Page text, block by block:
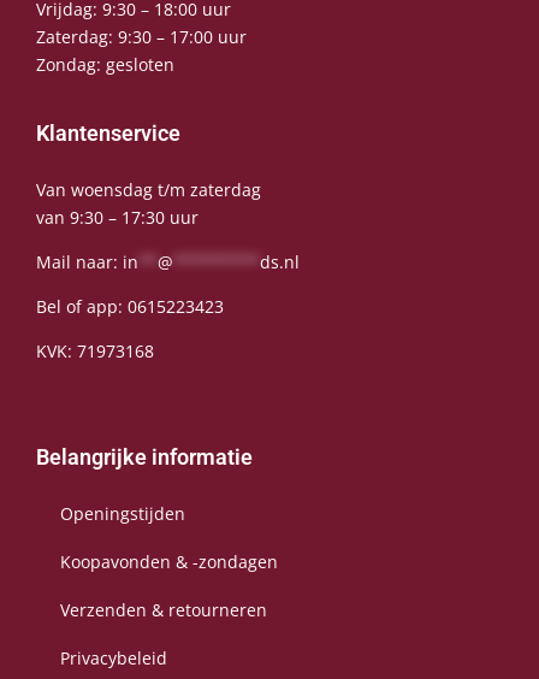
Vrijdag: 9:30 – 18:00 uur
Zaterdag: 9:30 – 17:00 uur
Zondag: gesloten
Klantenservice
Van woensdag t/m zaterdag
van 9:30 – 17:30 uur
Mail naar: in @
ds.nl
Bel of app: 0615223423
KVK: 71973168
Belangrijke informatie
Openingstijden
Koopavonden & -zondagen
Verzenden & retourneren
Privacybeleid